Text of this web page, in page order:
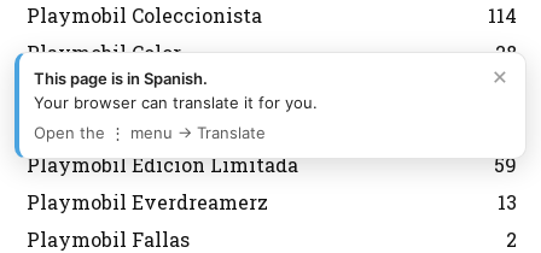
Playmobil Coleccionista
114
Playmobil Color
28
Playmobil Country
44
Playmobil Dioses
Playmobil Edicion Limitada
59
Playmobil Everdreamerz
13
Playmobil Fallas
2
×
This page is in Spanish.
Your browser can translate it for you.
Open the ⋮ menu → Translate